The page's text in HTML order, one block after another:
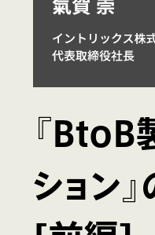
『BtoB
ション